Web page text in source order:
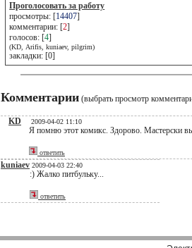
Проголосовать за работу
просмотры: [14407]
комментарии: [2]
голосов: [4]
(KD, Arifis, kuniaev, pilgrim)
закладки: [0]
Комментарии (выбрать просмотр
KD 2009-04-02 11:10
Я помню этот комикс. Здорово. Мастерски
ответить
kuniaev 2009-04-03 22:40
:) Жалко питбульку...
ответить